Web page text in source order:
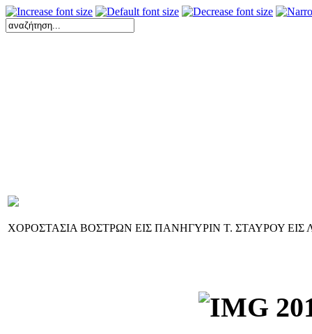
ΧΟΡΟΣΤΑΣΙΑ ΒΟΣΤΡΩΝ ΕΙΣ ΠΑΝΗΓΥΡΙΝ Τ. ΣΤΑΥΡΟΥ ΕΙΣ